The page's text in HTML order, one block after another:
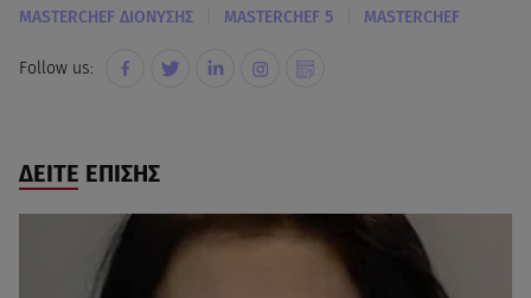
MASTERCHEF ΔΙΟΝΥΣΗΣ MASTERCHEF 5 MASTERCHEF
Follow us:
ΔΕΙΤΕ ΕΠΙΣΗΣ